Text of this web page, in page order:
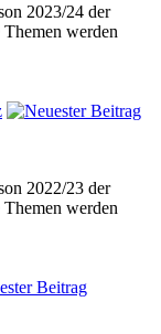
2023/24 der
werden
2022/23 der
werden